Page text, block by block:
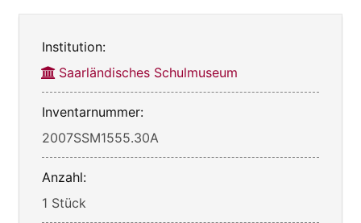
Institution:
Saarländisches Schulmuseum
Inventarnummer:
2007SSM1555.30A
Anzahl:
1 Stück